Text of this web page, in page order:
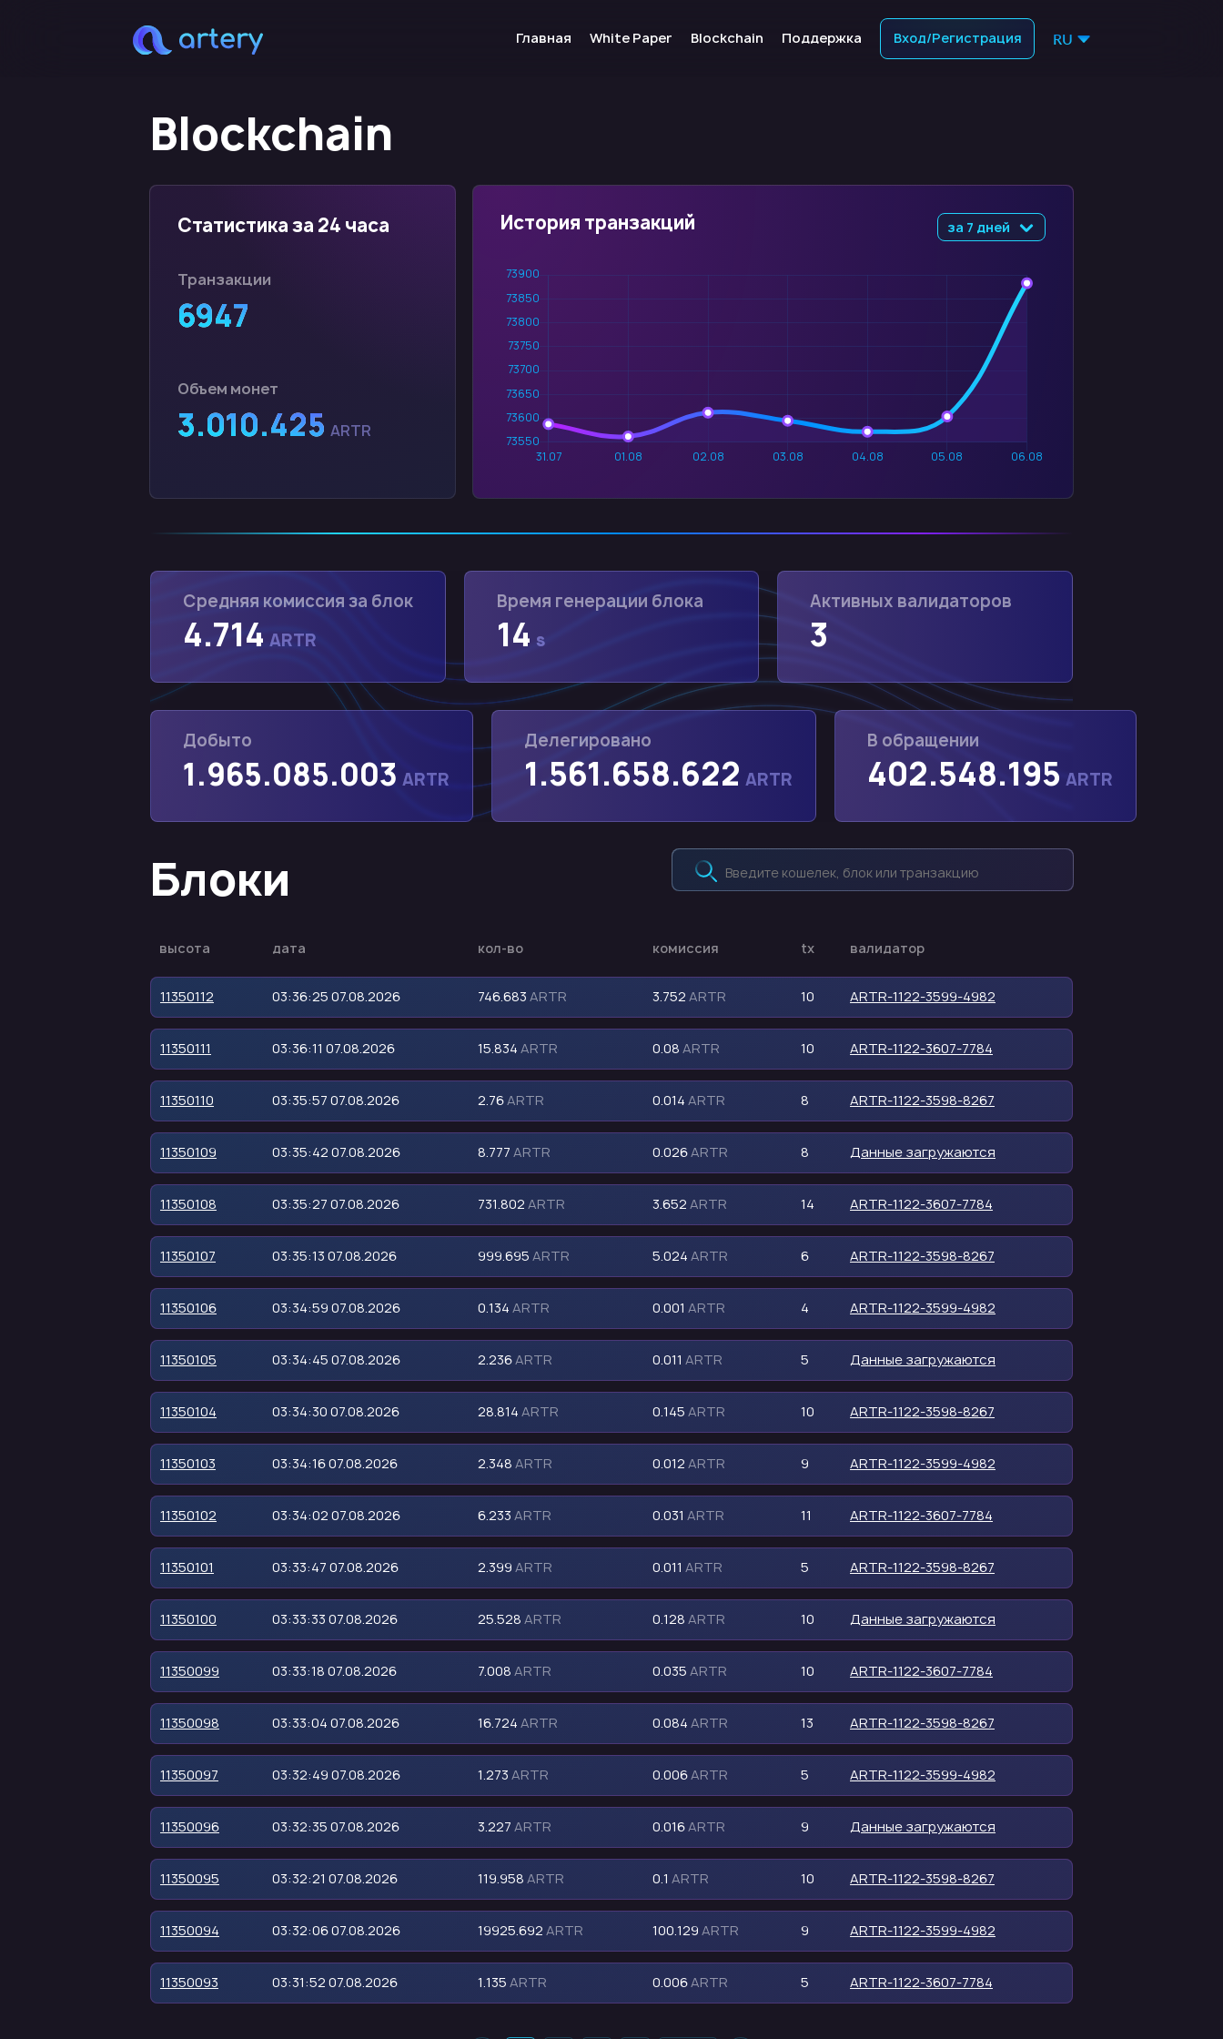
Главная White Paper Blockchain Поддержка Вход/Регистрация RU
Blockchain
Статистика за 24 часа
Транзакции
6947
Объем монет
3.010.425 ARTR
История транзакций за 7 дней
Средняя комиссия за блок
4.714 ARTR
Время генерации блока
14 s
Активных валидаторов
3
Добыто
1.965.085.003 ARTR
Делегировано
1.561.658.622 ARTR
В обращении
402.548.195 ARTR
Блоки
высота дата кол-во комиссия tx валидатор
11350112 03:36:25 07.08.2026 746.683 ARTR 3.752 ARTR 10 ARTR-1122-3599-4982
11350111 03:36:11 07.08.2026 15.834 ARTR 0.08 ARTR 10 ARTR-1122-3607-7784
11350110 03:35:57 07.08.2026 2.76ARTR 0.014 ARTR 8 ARTR-1122-3598-8267
11350109 03:35:42 07.08.2026 8.777 ARTR 0.026ARTR 8 Данные загружаются
11350108 03:35:27 07.08.2026 731.802 ARTR 3.652 ARTR 14 ARTR-1122-3607-7784
11350107 03:35:13 07.08.2026 999.695 ARTR 5.024 ARTR 6 ARTR-1122-3598-8267
11350106 03:34:59 07.08.2026 0.134 ARTR 0.001 ARTR 4 ARTR-1122-3599-4982
11350105 03:34:45 07.08.2026 2.236ARTR 0.011 ARTR 5 Данные загружаются
11350104 03:34:30 07.08.2026 28.814 ARTR 0.145 ARTR 10 ARTR-1122-3598-8267
11350103 03:34:16 07.08.2026 2.348 ARTR 0.012 ARTR 9 ARTR-1122-3599-4982
11350102 03:34:02 07.08.2026 6.233 ARTR 0.031 ARTR 11 ARTR-1122-3607-7784
11350101 03:33:47 07.08.2026 2.399 ARTR 0.011 ARTR 5 ARTR-1122-3598-8267
11350100 03:33:33 07.08.2026 25.528 ARTR 0.128 ARTR 10 Данные загружаются
11350099 03:33:18 07.08.2026 7.008 ARTR 0.035 ARTR 10 ARTR-1122-3607-7784
11350098 03:33:04 07.08.2026 16.724 ARTR 0.084 ARTR 13 ARTR-1122-3598-8267
11350097 03:32:49 07.08.2026 1.273 ARTR 0.006ARTR 5 ARTR-1122-3599-4982
11350096 03:32:35 07.08.2026 3.227 ARTR 0.016ARTR 9 Данные загружаются
11350095 03:32:21 07.08.2026 119.958 ARTR 0.1 ARTR 10 ARTR-1122-3598-8267
11350094 03:32:06 07.08.2026 19925.692 ARTR 100.129 ARTR 9 ARTR-1122-3599-4982
11350093 03:31:52 07.08.2026 1.135 ARTR 0.006ARTR 5 ARTR-1122-3607-7784